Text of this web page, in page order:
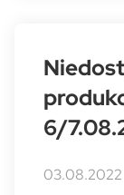
6/
03.08.2022